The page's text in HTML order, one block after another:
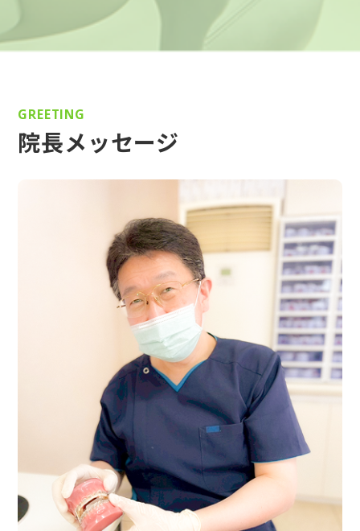
GREETING
院長メッセージ